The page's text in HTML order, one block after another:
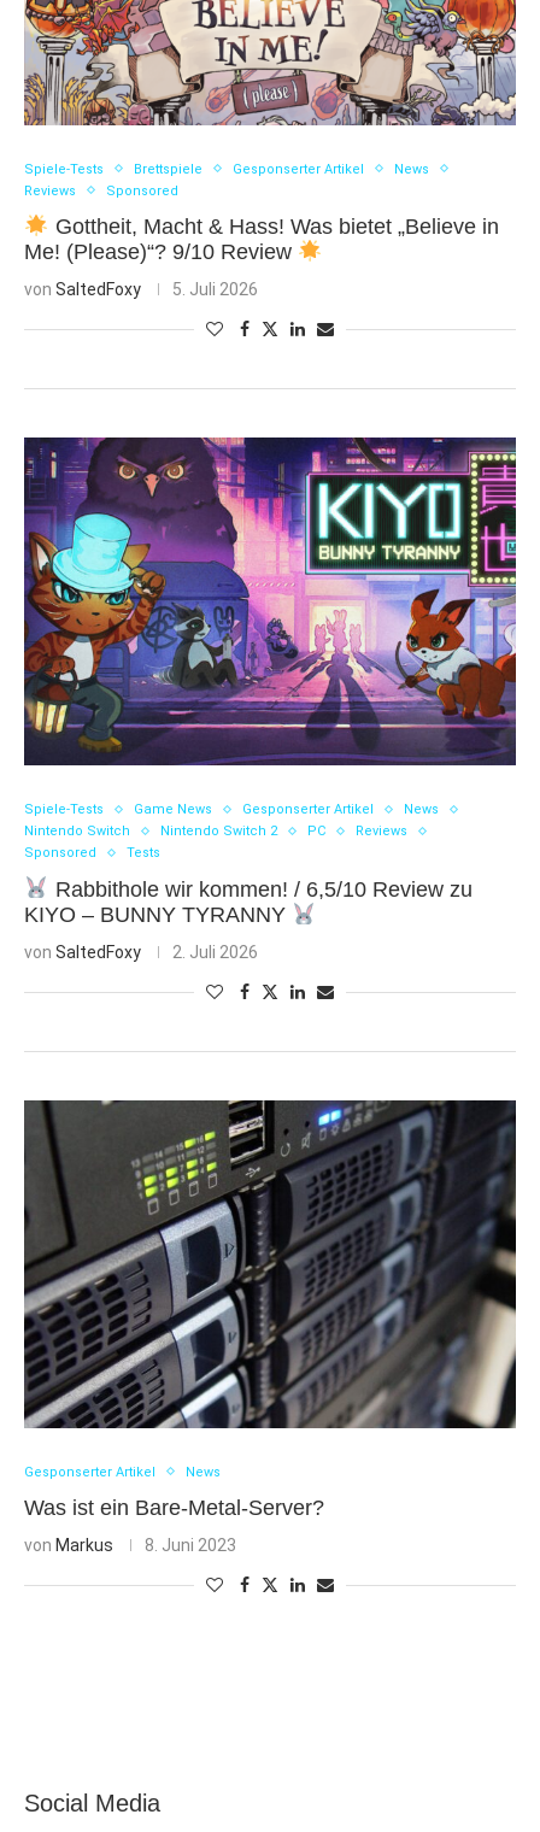
Spiele-Tests Brettspiele Gesponserter Artikel
News
Reviews
Sponsored
Gottheit, Macht & Hass! Was bietet „Believe in
Me! (Please)“? 9/10 Review
von SaltedFoxy 5. Juli 2026
Spiele-Tests Game News Gesponserter Artikel
News
Nintendo Switch
Nintendo Switch 2 PC
Reviews
Sponsored
Tests
Rabbithole wir kommen! / 6,5/10 Review zu
KIYO – BUNNY TYRANNY
von SaltedFoxy 2. Juli 2026
Gesponserter Artikel News
Was ist ein Bare-Metal-Server?
von Markus 8. Juni 2023
Social Media